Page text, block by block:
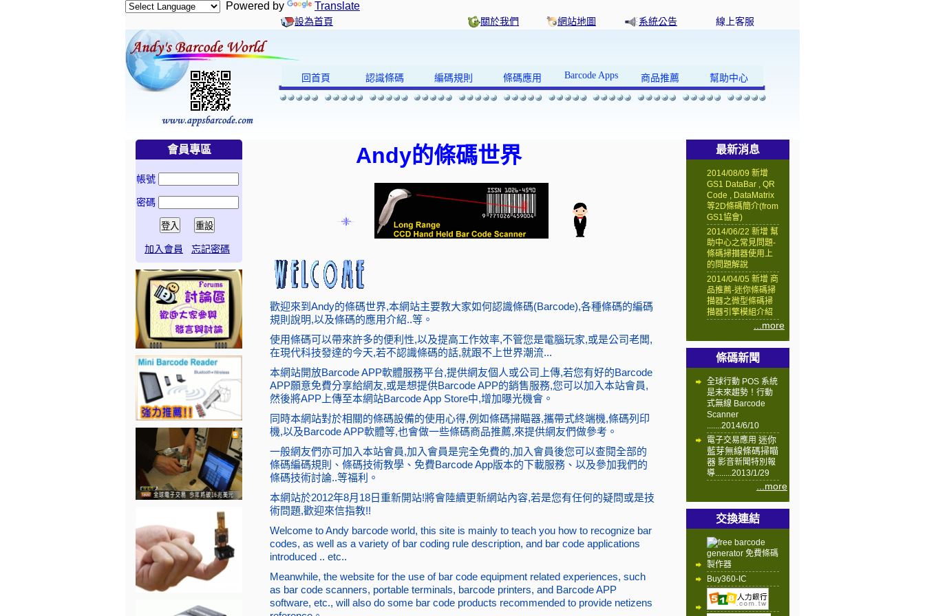
Powered by Translate
設為首頁 關於我們 網站地圖 系統公告 線上客服
回首頁 認識條碼 編碼規則 條碼應用 Barcode Apps 商品推薦 幫助中心
會員專區
帳號
密碼
加入會員 忘記密碼
Andy的條碼世界
歡迎來到Andy的條碼世界,本網站主要教大家如何認識條碼(Barcode),各種條碼的編碼
規則說明,以及條碼的應用介紹..等。
使用條碼可以帶來許多的便利性,以及提高工作效率,不管您是電腦玩家,或是公司老闆,
在現代科技發達的今天,若不認識條碼的話,就跟不上世界潮流...
本網站開放Barcode APP軟體服務平台,提供網友個人或公司上傳,若您有好的Barcode
APP願意免費分享給網友,或是想提供Barcode APP的銷售服務,您可以加入本站會員,
然後將APP上傳至本網站Barcode App Store中,增加曝光機會。
同時本網站對於相關的條碼設備的使用心得,例如條碼掃瞄器,攜帶式終端機,條碼列印
機,以及Barcode APP軟體等,也會做一些條碼商品推薦,來提供網友們做參考。
一般網友們亦可加入本站會員,加入會員是完全免費的,加入會員後您可以查閱全部的
條碼編碼規則、條碼技術教學、免費Barcode App版本的下載服務、以及參加我們的
條碼技術討論..等福利。
本網站於2012年8月18日重新開站!將會陸續更新網站內容,若是您有任何的疑問或是技
術問題,歡迎來信指教!!
Welcome to Andy barcode world, this site is mainly to teach you how to recognize bar
codes, as well as a variety of bar coding rule description, and bar code applications
introduced .. etc..
Meanwhile, the website for the use of bar code equipment related experiences, such
as bar code scanners, portable terminals, barcode printers, and Barcode APP
software, etc., will also do some bar code products recommended to provide netizens
最新消息
2014/08/09 新增
GS1 DataBar , QR
Code , DataMatrix
等2D條碼簡介(from
GS1協會)
2014/06/22 新增 幫
助中心之常見問題-
條碼掃描器使用上
的問題解說
2014/04/05 新增 商
品推薦-迷你條碼掃
描器之微型條碼掃
描器引擎模組介紹
...more
條碼新聞
全球行動 POS 系統
是未來趨勢！行動
式無線 Barcode
Scanner
.......2014/6/10
電子交易應用 迷你
藍芽無線條碼掃瞄
器 影音新聞特別報
導........2013/1/29
...more
交換連結
Buy360-IC